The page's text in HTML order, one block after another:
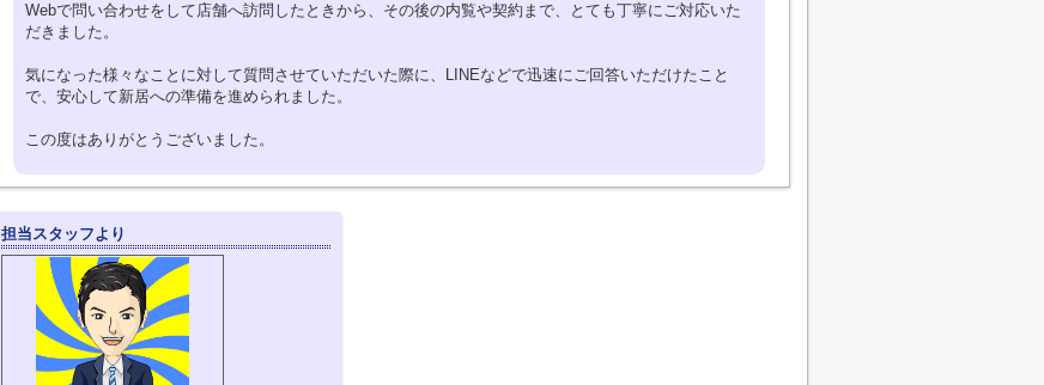
Webで問い合わせをして店舗へ訪問したときから、その後の内覧や契約まで、とても丁寧にご対応いた
だきました。
気になった様々なことに対して質問させていただいた際に、LINEなどで迅速にご回答いただけたこと
で、安心して新居への準備を進められました。
この度はありがとうございました。
担当スタッフより